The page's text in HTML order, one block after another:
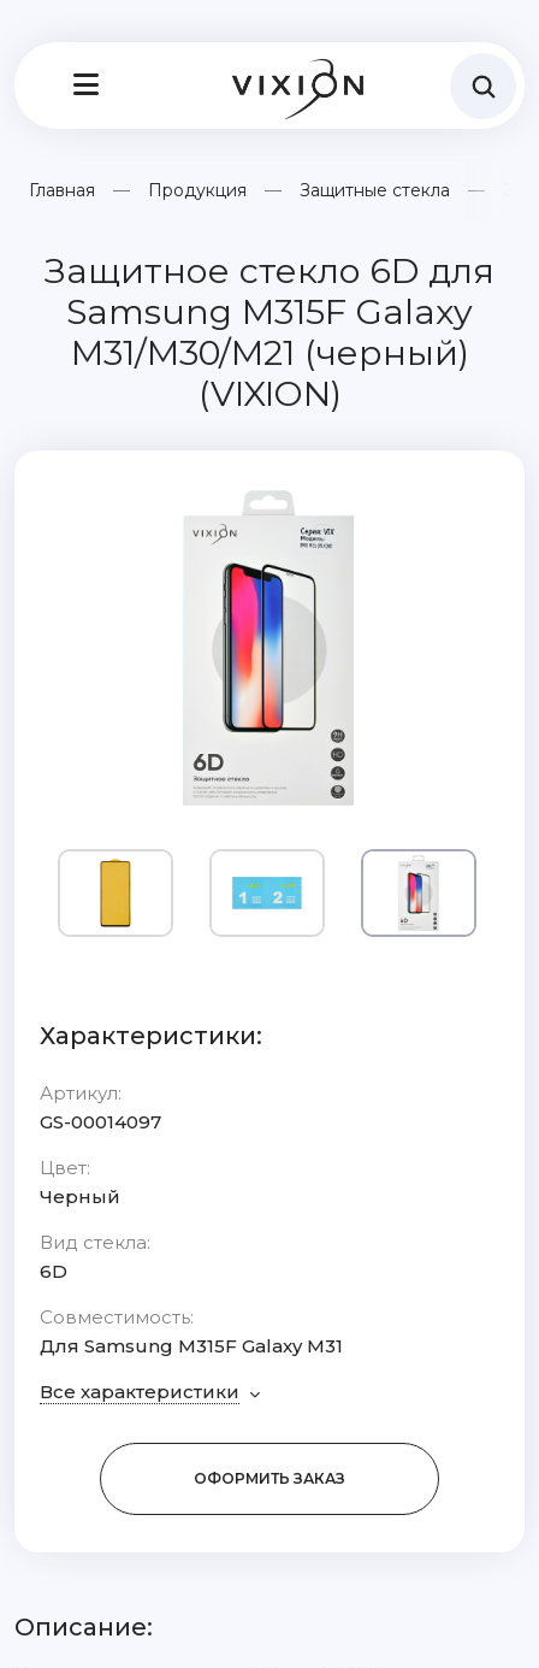
Главная Продукция Защитные стекла
Защитное стекло 6D для
Samsung M315F Galaxy
M31/M30/M21 (черный)
(VIXION)
Характеристики:
Артикул:
GS-00014097
Цвет:
Черный
Вид стекла:
6D
Совместимость:
Для Samsung M315F Galaxy M31
Все характеристики
ОФОРМИТЬ ЗАКАЗ
Описание: